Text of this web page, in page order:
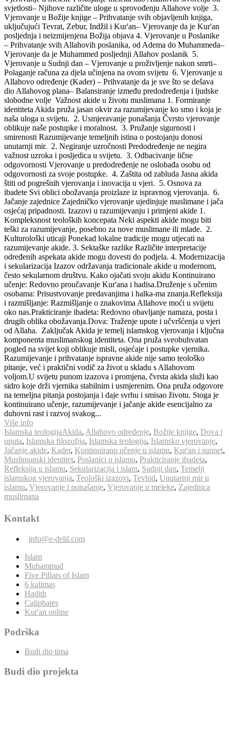
svjetlosti– Njihove različite uloge u sprovođenju Allahove volje 3.
Vjerovanje u Božije knjige – Prihvatanje svih objavljenih knjiga,
uključujući Tevrat, Zebur, Indžil i Kur'an– Vjerovanje da je Kur'an
posljednja i neizmijenjena Božija objava 4. Vjerovanje u Poslanike
– Prihvatanje svih Allahovih poslanika, od Adema do Muhammeda–
Vjerovanje da je Muhammed posljednji Allahov poslanik 5.
Vjerovanje u Sudnji dan – Vjerovanje u proživljenje nakon smrti–
Polaganje računa za djela učinjena na ovom svijetu 6. Vjerovanje u
Allahovo određenje (Kader) – Prihvatanje da je sve što se dešava
dio Allahovog plana– Balansiranje između predodređenja i ljudske
slobodne volje Važnost akide u životu muslimana 1. Formiranje
identiteta Akida pruža jasan okvir za razumijevanje ko smo i koja je
naša uloga u svijetu. 2. Usmjeravanje ponašanja Čvrsto vjerovanje
oblikuje naše postupke i moralnost. 3. Pružanje sigurnosti i
smirenosti Razumijevanje temeljnih istina o postojanju donosi
unutarnji mir. 2. Negiranje uzročnosti Predodređenje ne negira
važnost uzroka i posljedica u svijetu. 3. Odbacivanje lične
odgovornosti Vjerovanje u predodređenje ne oslobađa osobu od
odgovornosti za svoje postupke. 4. Zaštita od zabluda Jasna akida
štiti od pogrešnih vjerovanja i inovacija u vjeri. 5. Osnova za
ibadete Svi oblici obožavanja proizlaze iz ispravnog vjerovanja. 6.
Jačanje zajednice Zajedničko vjerovanje ujedinjuje muslimane i jača
osjećaj pripadnosti. Izazovi u razumijevanju i primjeni akide 1.
Kompleksnost teoloških koncepata Neki aspekti akide mogu biti
teški za razumijevanje, posebno za nove muslimane ili mlade. 2.
Kulturološki uticaji Ponekad lokalne tradicije mogu utjecati na
razumijevanje akide. 3. Sektaške razlike Različite interpretacije
određenih aspekata akide mogu dovesti do podjela. 4. Modernizacija
i sekularizacija Izazov održavanja tradicionale akide u modernom,
često sekularnom društvu. Kako ojačati svoju akidu Kontinuirano
učenje: Redovno proučavanje Kur'ana i hadisa.Druženje s učenim
osobama: Prisustvovanje predavanjima i halka-ma znanja.Refleksija
i razmišljanje: Razmišljanje o znakovima Allahove moći u svijetu
oko nas.Prakticiranje ibadeta: Redovno obavljanje namaza, posta i
drugih oblika obožavanja.Dova: Traženje upute i učvršćenja u vjeri
od Allaha. Zaključak Akida je temelj islamskog vjerovanja i ključna
komponenta muslimanskog identiteta. Ona pruža sveobuhvatan
pogled na svijet koji oblikuje misli, osjećaje i postupke vjernika.
Razumijevanje i prihvatanje ispravne akide nije samo teološko
pitanje, već i praktični vodič za život u skladu s Allahovom
voljom.U svijetu punom izazova i promjena, čvrsta akida služi kao
sidro koje drži vjernika stabilnim i usmjerenim. Ona pruža odgovore
na temeljna pitanja postojanja i daje svrhu i smisao životu. Stoga je
kontinuirano učenje, razumijevanje i jačanje akide esencijalno za
duhovni rast i razvoj svakog...
Više info
Islamska teologijaAkida, Allahovo određenje, Božije knjige, Dova i
uputa, Islamska filozofija, Islamska teologija, Islamsko vjerovanje,
Jačanje akide, Kader, Kontinuirano učenje u islamu, Kur'an i sunnet,
Muslimanski identitet, Poslanici u islamu, Prakticiranje ibadeta,
Refleksija u islamu, Sekularizacija i islam, Sudnji dan, Temelji
islamskog vjerovanja, Teološki izazovi, Tevhid, Unutarnji mir u
islamu, Vjerovanje i ponašanje, Vjerovanje u meleke, Zajednica
muslimana
Kontakt
info@e-delil.com
Islam
Muhammad
Five Pillars of Islam
6 kalimas
Hadith
Caliphates
Kur'an online
Podrška
Budi dio tima
Budi dio projekta